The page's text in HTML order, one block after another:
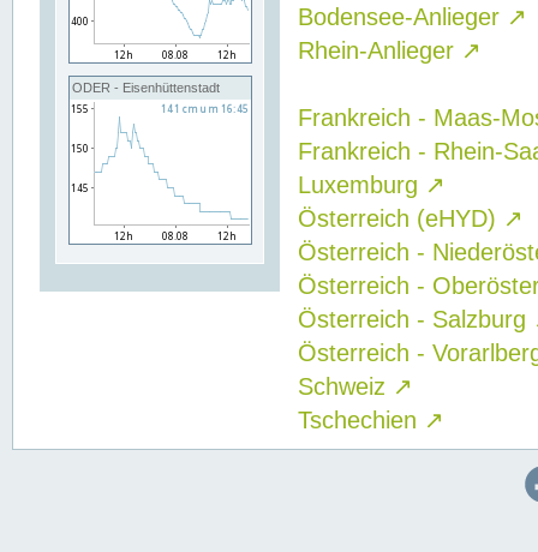
ODER - Eisenhüttenstadt
Bodensee-Anlieger ↗
Rhein-Anlieger ↗
Frankreich - Maas-
Frankreich - Rhein-
Luxemburg ↗
Österreich (eHYD) ↗
Österreich -
Österreich -
Österreich - Salzburg
Österreich -
Schweiz ↗
Tschechien ↗